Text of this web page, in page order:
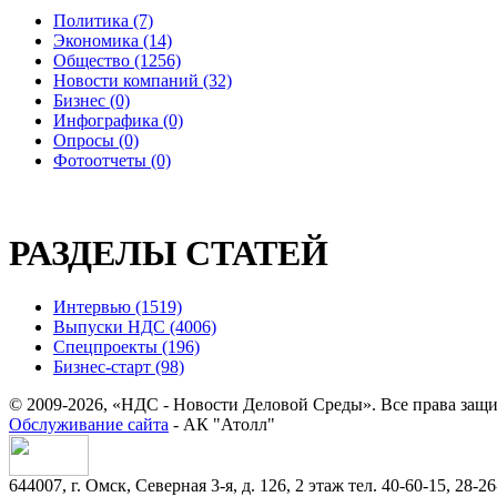
Политика (7)
Экономика (14)
Общество (1256)
Новости компаний (32)
Бизнес (0)
Инфографика (0)
Опросы (0)
Фотоотчеты (0)
РАЗДЕЛЫ СТАТЕЙ
Интервью (1519)
Выпуски НДС (4006)
Спецпроекты (196)
Бизнес-старт (98)
© 2009-2026, «НДС - Новости Деловой Среды». Все права
Обслуживание сайта - АК "Атолл"
644007, г. Омск, Северная 3-я, д. 126, 2 этаж тел. 40-60-15, 28-